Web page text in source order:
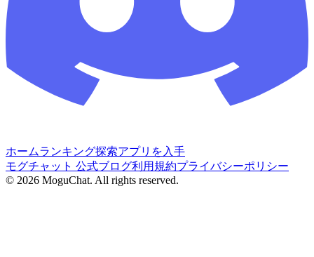
ホームランキング探索アプリを入手
モグチャット 公式ブログ利用規約プライバシーポリシー
© 2026 MoguChat. All rights reserved.